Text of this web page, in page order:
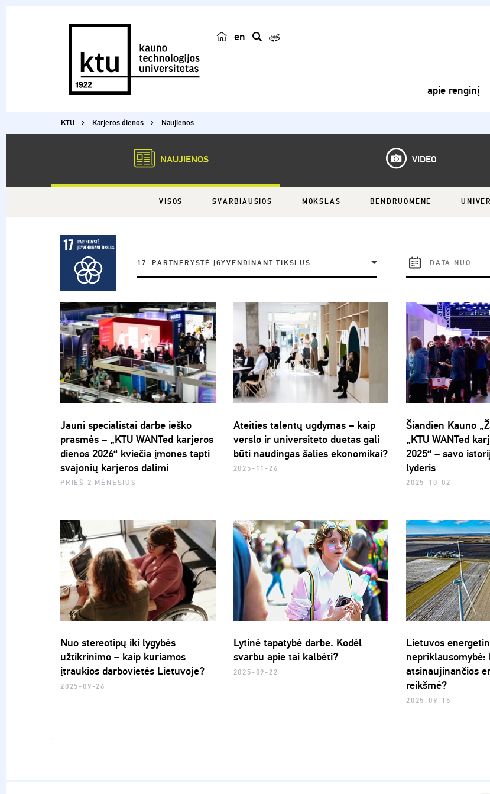
en
apie renginį
KTU Karjeros dienos Naujienos
NAUJIENOS VIDEO
VISOS SVARBIAUSIOS MOKSLAS BENDRUOMENĖ
17. PARTNERYSTĖ ĮGYVENDINANT TIKSLUS
Jauni specialistai darbe ieško
prasmės – „KTU WANTed karjeros
dienos 2026“ kviečia įmones tapti
svajonių karjeros dalimi
PRIEŠ 2 MĖNESIUS
Ateities talentų ugdymas – kaip
verslo ir universiteto duetas gali
būti naudingas šalies ekonomikai?
2025-11-26
Šiandien Kauno
„KTU WANTed
2025“ – savo
lyderis
2025-10-02
Nuo stereotipų iki lygybės
užtikrinimo – kaip kuriamos
įtraukios darbovietės Lietuvoje?
2025-09-26
Lytinė tapatybė darbe. Kodėl
svarbu apie tai kalbėti?
2025-09-22
Lietuvos
nepriklausomybė:
atsinaujinančios
reikšmė?
2025-09-15